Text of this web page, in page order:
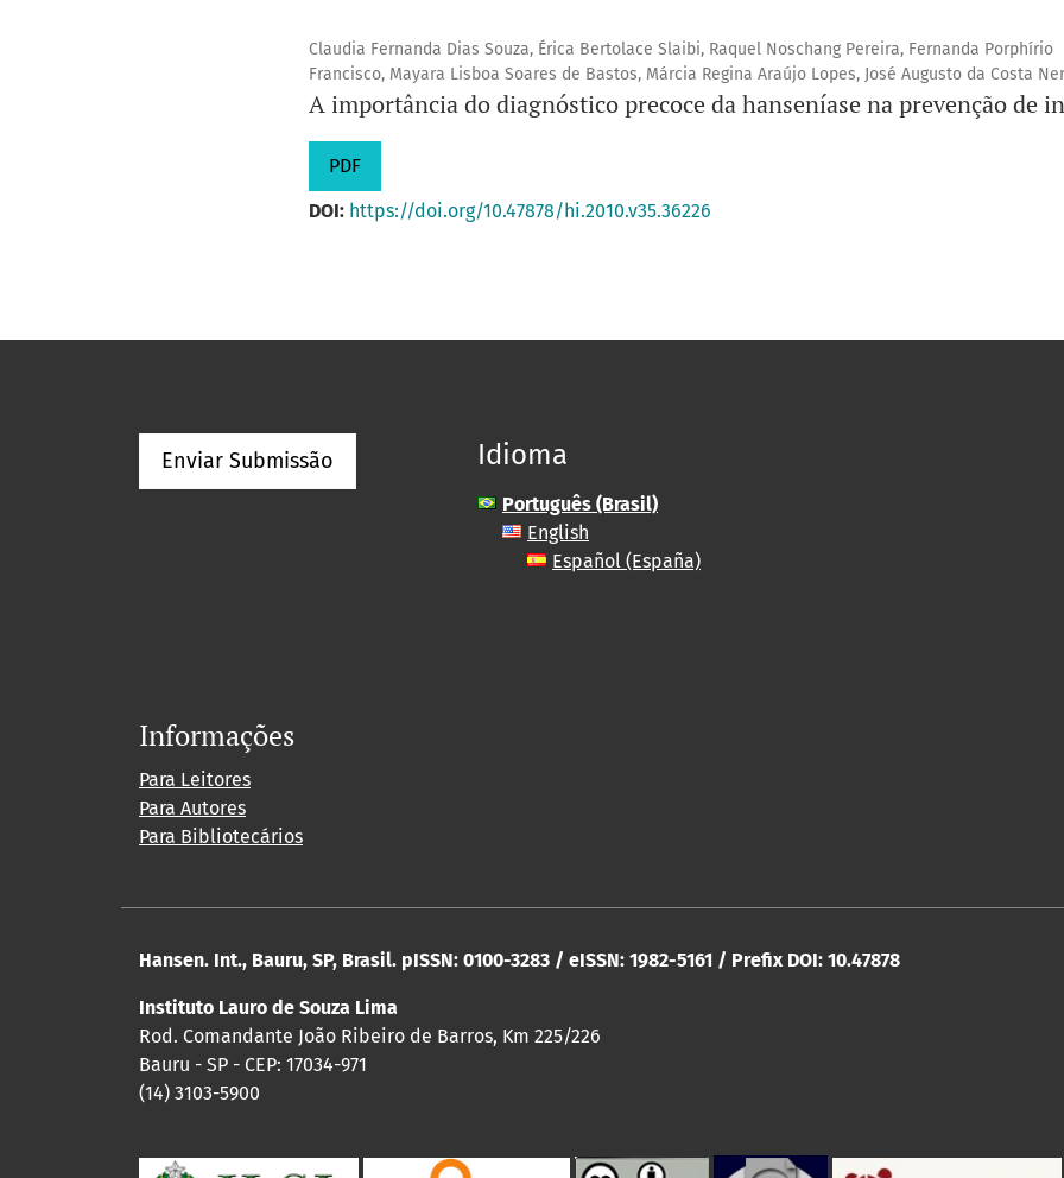
Claudia Fernanda Dias Souza, Érica Bertolace Slaibi, Raquel Noschang Pereira, Fernanda Porphírio
Francisco, Mayara Lisboa Soares de Bastos, Márcia Regina Araújo Lopes, José Augusto da Costa
A importância do diagnóstico precoce da hanseníase na prevenção de
PDF
DOI: https://doi.org/10.47878/hi.2010.v35.36226
Enviar Submissão Idioma
Português (Brasil)
English
Español (España)
Informações
Para Leitores
Para Autores
Para Bibliotecários
Hansen. Int., Bauru, SP, Brasil. pISSN: 0100-3283 / eISSN: 1982-5161 / Prefix DOI: 10.47878
Instituto Lauro de Souza Lima
Rod. Comandante João Ribeiro de Barros, Km 225/226
Bauru - SP - CEP: 17034-971
(14) 3103-5900